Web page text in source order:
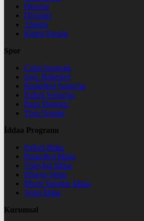
Hisseler
Dövizler
Altınlar
Kripto Paralar
Spor
Canlı Sonuçlar
Spor Haberleri
Basketbol Sonuçlar
Futbol Sonuçlar
Puan Durumu
Tüm Oranlar
İddaa Programı
Futbol İddaa
Basketbol İddaa
Voleybol İddaa
Bilardo İddaa
Motor Sporları İddaa
Tenis İddaa
Kurumsal